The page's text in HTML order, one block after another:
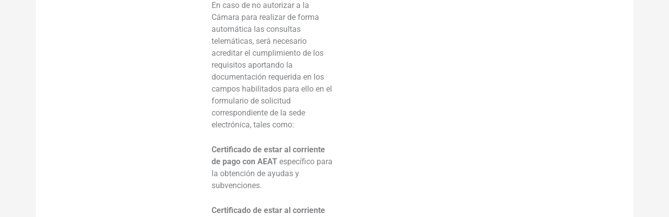
En caso de no autorizar a la
Cámara para realizar de forma
automática las consultas
telemáticas, será necesario
acreditar el cumplimiento de los
requisitos aportando la
documentación requerida en los
campos habilitados para ello en el
formulario de solicitud
correspondiente de la sede
electrónica, tales como:
Certificado de estar al corriente
de pago con AEATespecífico para
la obtención de ayudas y
subvenciones.
Certificado de estar al corriente